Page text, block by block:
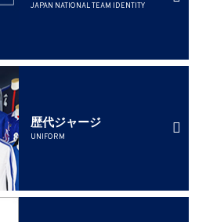
JAPAN NATIONAL TEAM IDENTITY
歴代ジャージ
UNIFORM